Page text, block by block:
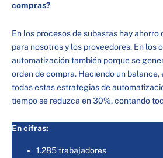
compras?
En los procesos de subastas hay ahorro
para nosotros y los proveedores. En los
automatización también porque se
orden de compra. Haciendo un balance,
todas estas estrategias de
tiempo se reduzca en 30%, contando
En cifras:
1.285 trabajadores